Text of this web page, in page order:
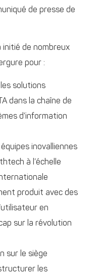
de presse de
initié de nombreux
pour :
solutions
dans la chaîne de
d’information
inovalliennes
à l’échelle
produit avec des
en
sur la révolution
sur le siège
les